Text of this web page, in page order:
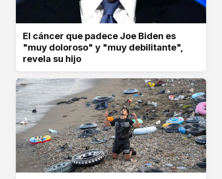
El cáncer que padece Joe Biden es
"muy doloroso" y "muy debilitante",
revela su hijo